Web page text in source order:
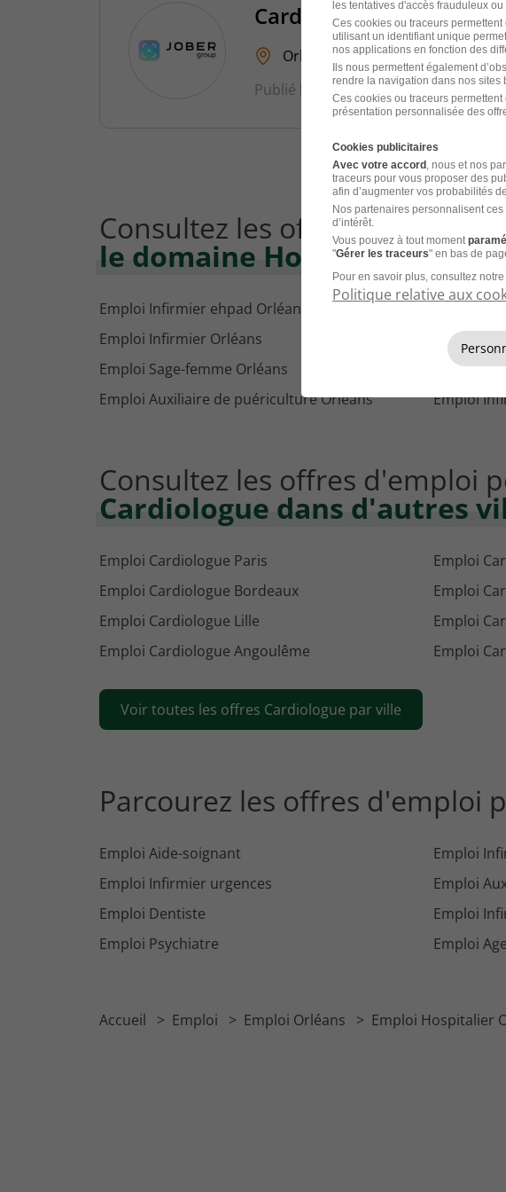
Cardiologue H/F
Orléans - 45 CDI
Jober
Publié le 9 septembre 2025
Consultez les offres d'emploi
le domaine Hospitalier
Emploi Infirmier ehpad Orléans
Emploi Infirmier Orléans
Emploi
Emploi Sage-femme Orléans
Emploi
Emploi Auxiliaire de puériculture Orléans
Emploi
Consultez les offres d'emploi
Cardiologue dans d'autres
Emploi Cardiologue Paris Emploi
Emploi Cardiologue Bordeaux
Emploi
Emploi Cardiologue Lille
Emploi
Emploi Cardiologue Angoulême
Emploi
Voir toutes les offres Cardiologue par ville
Parcourez les offres d'emploi
Emploi Aide-soignant Emploi
Emploi Infirmier urgences
Emploi
Emploi Dentiste
Emploi
Emploi Psychiatre
Emploi
Accueil Emploi Emploi Orléans Emploi Hospitalier
les tentatives d'accès frauduleux
Ces cookies ou traceurs
utilisant un identifiant unique
nos applications en fonction des
Ils nous permettent également
rendre la navigation dans nos sites
Ces cookies ou traceurs
présentation personnalisée des
Cookies publicitaires
Avec votre accord , nous et nos
traceurs pour vous proposer des
afin d’augmenter vos probabilités
Nos partenaires personnalisent
d’intérêt.
Vous pouvez à tout moment
"Gérer les traceurs" en bas de
Pour en savoir plus, consultez notre
Politique relative aux